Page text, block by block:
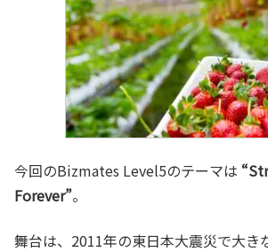
今回のBizmates Level5のテーマは
Forever”。
舞台は、2011年の東日本大震災で大き